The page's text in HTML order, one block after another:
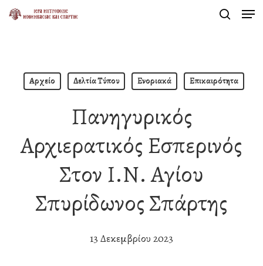
Skip
Αρχείο Δελτία Τύπου Ενοριακά Επικαιρότητα
Πανηγυρικός
Αρχιερατικός Εσπερινός
Στον Ι.Ν. Αγίου
Σπυρίδωνος Σπάρτης
13 Δεκεμβρίου 2023